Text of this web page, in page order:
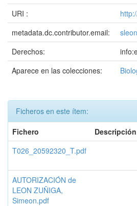
URI :
metadata.dc.contributor.email:
Derechos:
Aparece en las colecciones:
Ficheros en este ítem:
Fichero
Descripción
T026_20592320_T.pdf
AUTORIZACIÓN de
LEON ZUÑIGA,
Simeon.pdf